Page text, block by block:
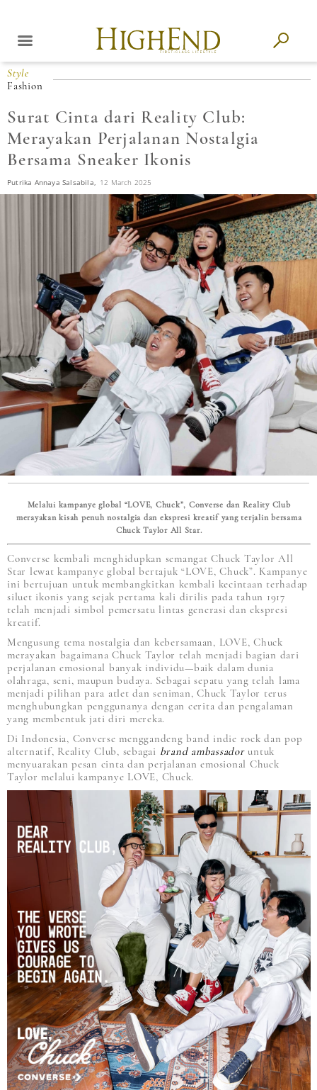
Style
Fashion
Surat Cinta dari Reality Club:
Merayakan Perjalanan Nostalgia
Bersama Sneaker Ikonis
Putrika Annaya Salsabila, 12 March 2025
Melalui kampanye global “LOVE, Chuck”, Converse dan Reality Club
merayakan kisah penuh nostalgia dan ekspresi kreatif yang terjalin bersama
Chuck Taylor All Star.
Converse kembali menghidupkan semangat Chuck Taylor All
Star lewat kampanye global bertajuk “LOVE, Chuck”. Kampanye
ini bertujuan untuk membangkitkan kembali kecintaan terhadap
siluet ikonis yang sejak pertama kali dirilis pada tahun 1917
telah menjadi simbol pemersatu lintas generasi dan ekspresi
kreatif.
Mengusung tema nostalgia dan kebersamaan, LOVE, Chuck
merayakan bagaimana Chuck Taylor telah menjadi bagian dari
perjalanan emosional banyak individu—baik dalam dunia
olahraga, seni, maupun budaya. Sebagai sepatu yang telah lama
menjadi pilihan para atlet dan seniman, Chuck Taylor terus
menghubungkan penggunanya dengan cerita dan pengalaman
yang membentuk jati diri mereka.
Di Indonesia, Converse menggandeng band indie rock dan pop
alternatif, Reality Club, sebagai brand ambassadoruntuk
menyuarakan pesan cinta dan perjalanan emosional Chuck
Taylor melalui kampanye LOVE, Chuck.